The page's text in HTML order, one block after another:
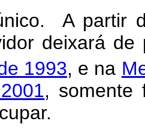
A partir
deixará de
1993, e na
, somente